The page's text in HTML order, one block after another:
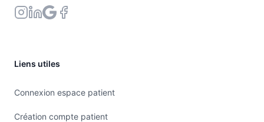
Liens utiles
Connexion espace patient
Création compte patient